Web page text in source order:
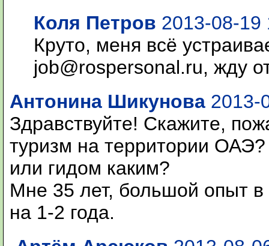
Коля Петров 2013-08-19
Круто, меня всё
job@rospersonal.ru, жду
Антонина Шикунова 2013-
Здравствуйте! Скажите,
туризм на территории ОАЭ?
или гидом каким?
Мне 35 лет, большой опыт в
на 1-2 года.